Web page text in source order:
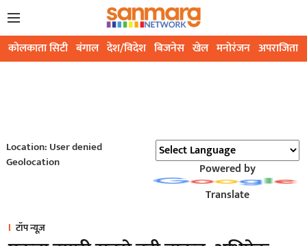
कोलकाता सिटी बंगाल देश/विदेश बिजनेस खेल मनोरंजन अपराजिता
Location: User denied
Geolocation
Powered by
Translate
टॉप न्यूज़